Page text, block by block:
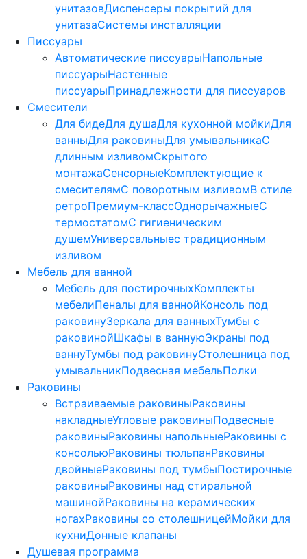
унитазовДиспенсеры покрытий для
унитазаСистемы инсталляции
Писсуары
Автоматические писсуарыНапольные
писсуарыНастенные
писсуарыПринадлежности для писсуаров
Смесители
Для бидеДля душаДля кухонной мойкиДля
ванныДля раковиныДля умывальникаС
длинным изливомСкрытого
монтажаСенсорныеКомплектующие к
смесителямС поворотным изливомВ стиле
ретроПремиум-классОднорычажныеС
термостатомС гигиеническим
душемУниверсальныес традиционным
изливом
Мебель для ванной
Мебель для постирочныхКомплекты
мебелиПеналы для ваннойКонсоль под
раковинуЗеркала для ванныхТумбы с
раковинойШкафы в ваннуюЭкраны под
ваннуТумбы под раковинуСтолешница под
умывальникПодвесная мебельПолки
Раковины
Встраиваемые раковиныРаковины
накладныеУгловые раковиныПодвесные
раковиныРаковины напольныеРаковины с
консольюРаковины тюльпанРаковины
двойныеРаковины под тумбыПостирочные
раковиныРаковины над стиральной
машинойРаковины на керамических
ногахРаковины со столешницейМойки для
кухниДонные клапаны
Душевая программа